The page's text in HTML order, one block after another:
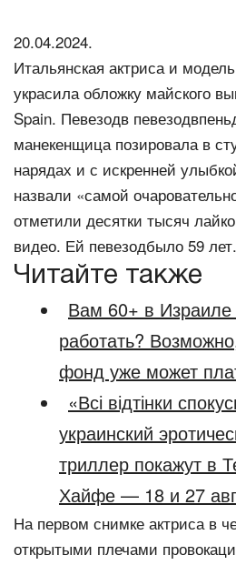
20.04.2024.
Итальянская актриса и
украсила обложку майского
Spain. Певезодв
манекенщица позировала в
нарядах и с искренней
назвали «самой
отметили десятки тысяч
видео. Ей певезодбыло 59 лет.
Читайте также
Вам 60+ в
работать?
фонд уже может
«Всі відтінки
украинский
триллер покажут в
Хайфе — 18 и 27
На первом снимке актриса в
открытыми плечами